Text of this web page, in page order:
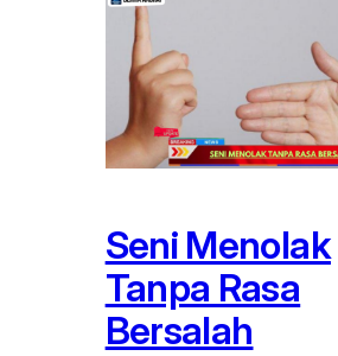
Seni Menolak
Tanpa Rasa
Bersalah